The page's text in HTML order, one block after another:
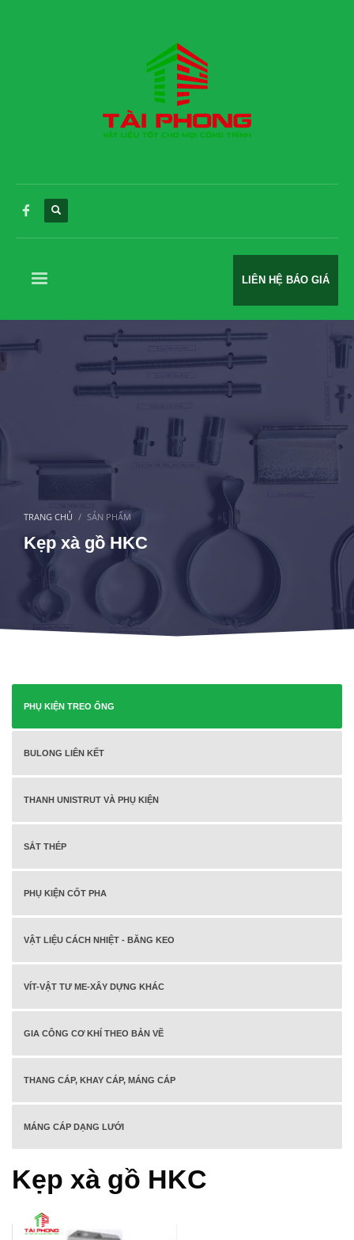
LIÊN HỆ BÁO GIÁ
TRANG CHỦ SẢN PHẨM
Kẹp xà gồ HKC
PHỤ KIỆN TREO ỐNG
BULONG LIÊN KẾT
THANH UNISTRUT VÀ PHỤ KIỆN
SẮT THÉP
PHỤ KIỆN CỐT PHA
VẬT LIỆU CÁCH NHIỆT - BĂNG KEO
VÍT-VẬT TƯ ME-XÂY DỰNG KHÁC
GIA CÔNG CƠ KHÍ THEO BẢN VẼ
THANG CÁP, KHAY CÁP, MÁNG CÁP
MÁNG CÁP DẠNG LƯỚI
Kẹp xà gồ HKC